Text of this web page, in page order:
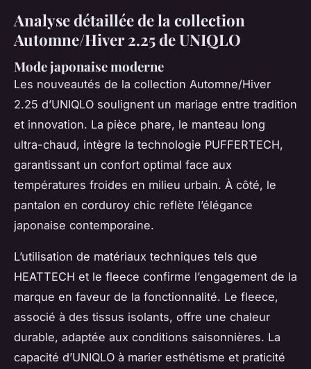
Analyse détaillée de la collection
Automne/Hiver 2.25 de UNIQLO
Mode japonaise moderne
Les nouveautés de la collection Automne/Hiver
2.25 d’UNIQLO soulignent un mariage entre tradition
et innovation. La pièce phare, le manteau long
ultra-chaud, intègre la technologie PUFFERTECH,
garantissant un confort optimal face aux
températures froides en milieu urbain. À côté, le
pantalon en corduroy chic reflète l’élégance
japonaise contemporaine.
L’utilisation de matériaux techniques tels que
HEATTECH et le fleece confirme l’engagement de la
marque en faveur de la fonctionnalité. Le fleece,
associé à des tissus isolants, offre une chaleur
durable, adaptée aux conditions saisonnières. La
capacité d’UNIQLO à marier esthétisme et praticité